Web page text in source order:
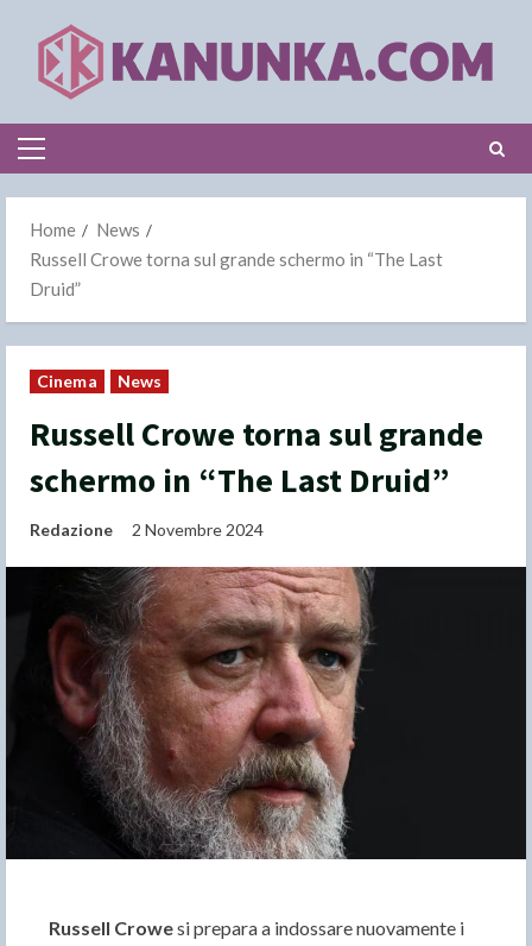
content
Primary
Home
News
Russell Crowe torna sul grande schermo in “The Last
Druid”
Cinema News
Russell Crowe torna sul grande
schermo in “The Last Druid”
Redazione 2 Novembre 2024
Russell Crowesi prepara a indossare nuovamente i